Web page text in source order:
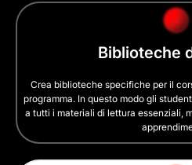
Biblioteche
Crea biblioteche specifiche per il
programma. In questo modo gli
a tutti i materiali di lettura essenziali,